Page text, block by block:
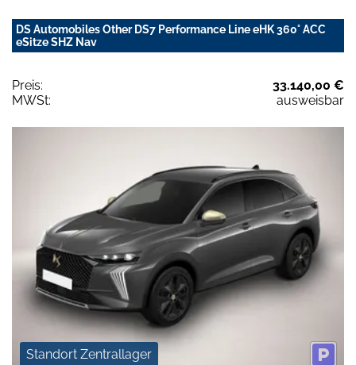
DS Automobiles Other DS7 Performance Line eHK 360° ACC
eSitze SHZ Nav
Preis:
33.140,00 €
MWSt:
ausweisbar
Standort Zentrallager